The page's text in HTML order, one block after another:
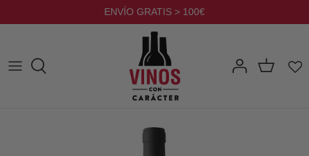
al
ENVÍO GRATIS > 100€